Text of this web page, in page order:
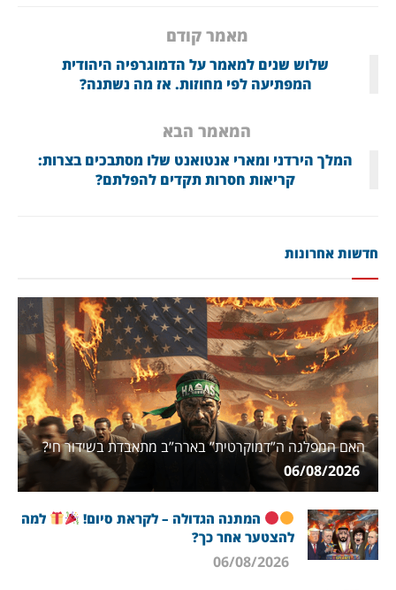
מאמר קודם
שלוש שנים למאמר על הדמוגרפיה היהודית
המפתיעה לפי מחוזות. אז מה נשתנה?
המאמר הבא
המלך הירדני ומארי אנטואנט שלו מסתבכים בצרות:
קריאות חסרות תקדים להפלתם?
חדשות אחרונות
האם המפלגה ה”דמוקרטית” בארה”ב מתאבדת בשידור חי?
06/08/2026
המתנה הגדולה – לקראת סיום!
למה
להצטער אחר כך?